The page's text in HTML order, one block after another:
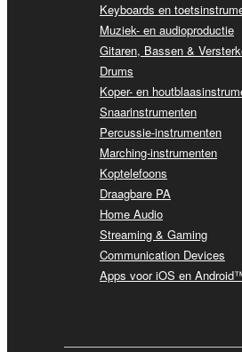
Keyboards en
Muziek- en audioproductie
Gitaren, Bassen &
Drums
Koper- en
Snaarinstrumenten
Percussie-instrumenten
Marching-instrumenten
Koptelefoons
Draagbare PA
Home Audio
Streaming & Gaming
Communication Devices
Apps voor iOS en